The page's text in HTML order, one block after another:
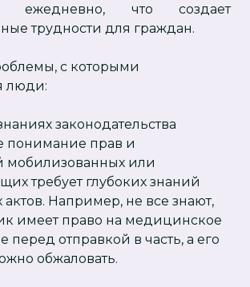
ежедневно, что создает
трудности для граждан.
с которыми
люди:
законодательства
понимание прав и
мобилизованных или
требует глубоких знаний
Например, не все знают,
имеет право на медицинское
перед отправкой в часть, а его
обжаловать.